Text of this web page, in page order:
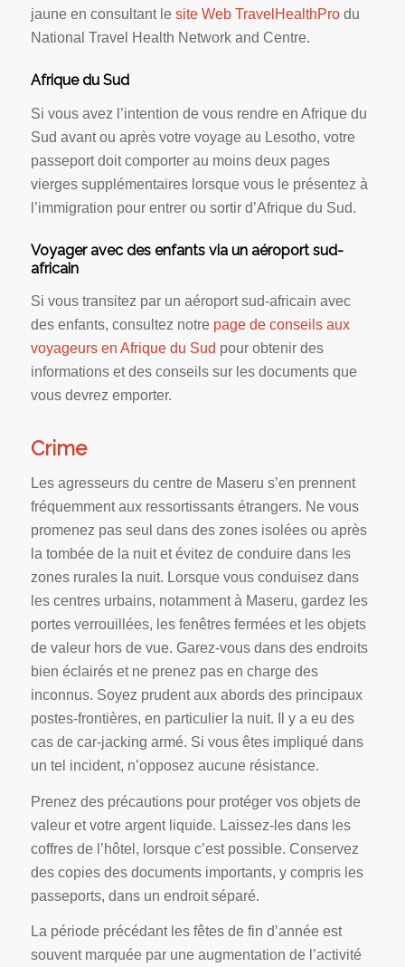
jaune en consultant le site Web TravelHealthProdu
National Travel Health Network and Centre.
Afrique du Sud
Si vous avez l’intention de vous rendre en Afrique du
Sud avant ou après votre voyage au Lesotho, votre
passeport doit comporter au moins deux pages
vierges supplémentaires lorsque vous le présentez à
l’immigration pour entrer ou sortir d’Afrique du Sud.
Voyager avec des enfants via un aéroport sud-
africain
Si vous transitez par un aéroport sud-africain avec
des enfants, consultez notre page de conseils aux
voyageurs en Afrique du Sud pour obtenir des
informations et des conseils sur les documents que
vous devrez emporter.
Crime
Les agresseurs du centre de Maseru s’en prennent
fréquemment aux ressortissants étrangers. Ne vous
promenez pas seul dans des zones isolées ou après
la tombée de la nuit et évitez de conduire dans les
zones rurales la nuit. Lorsque vous conduisez dans
les centres urbains, notamment à Maseru, gardez les
portes verrouillées, les fenêtres fermées et les objets
de valeur hors de vue. Garez-vous dans des endroits
bien éclairés et ne prenez pas en charge des
inconnus. Soyez prudent aux abords des principaux
postes-frontières, en particulier la nuit. Il y a eu des
cas de car-jacking armé. Si vous êtes impliqué dans
un tel incident, n’opposez aucune résistance.
Prenez des précautions pour protéger vos objets de
valeur et votre argent liquide. Laissez-les dans les
coffres de l’hôtel, lorsque c’est possible. Conservez
des copies des documents importants, y compris les
passeports, dans un endroit séparé.
La période précédant les fêtes de fin d’année est
souvent marquée par une augmentation de l’activité